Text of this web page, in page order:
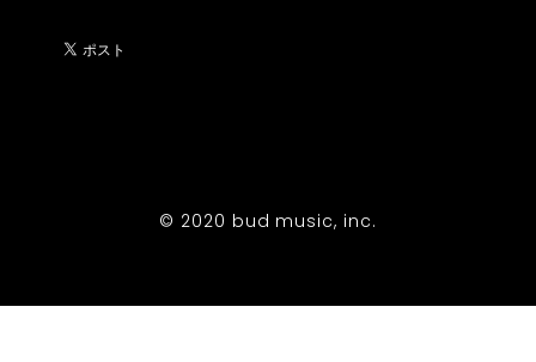
© 2020 bud music, inc.